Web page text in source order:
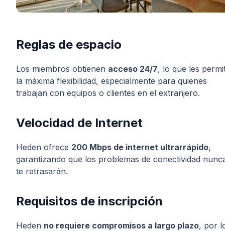
Reglas de espacio
Los miembros obtienen acceso 24/7, lo que les
la máxima flexibilidad, especialmente para quienes
trabajan con equipos o clientes en el extranjero.
Velocidad de Internet
Heden ofrece 200 Mbps de internet ultrarrápido,
garantizando que los problemas de conectividad
te retrasarán.
Requisitos de inscripción
Heden no requiere compromisos a largo plazo, por